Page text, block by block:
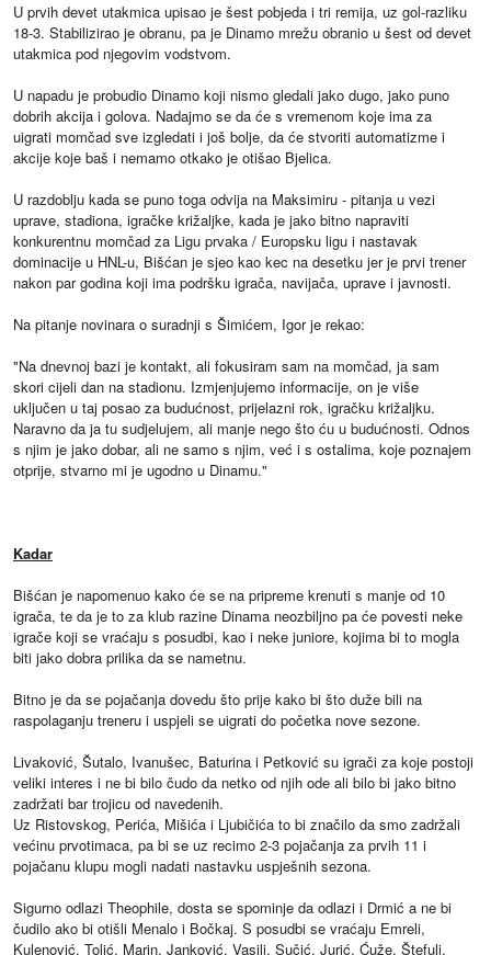
U prvih devet utakmica upisao je šest pobjeda i tri remija, uz gol-razliku
18-3. Stabilizirao je obranu, pa je Dinamo mrežu obranio u šest od devet
utakmica pod njegovim vodstvom.
U napadu je probudio Dinamo koji nismo gledali jako dugo, jako puno
dobrih akcija i golova. Nadajmo se da će s vremenom koje ima za
uigrati momčad sve izgledati i još bolje, da će stvoriti automatizme i
akcije koje baš i nemamo otkako je otišao Bjelica.
U razdoblju kada se puno toga odvija na Maksimiru - pitanja u vezi
uprave, stadiona, igračke križaljke, kada je jako bitno napraviti
konkurentnu momčad za Ligu prvaka / Europsku ligu i nastavak
dominacije u HNL-u, Bišćan je sjeo kao kec na desetku jer je prvi trener
nakon par godina koji ima podršku igrača, navijača, uprave i javnosti.
Na pitanje novinara o suradnji s Šimićem, Igor je rekao:
"Na dnevnoj bazi je kontakt, ali fokusiram sam na momčad, ja sam
skori cijeli dan na stadionu. Izmjenjujemo informacije, on je više
uključen u taj posao za budućnost, prijelazni rok, igračku križaljku.
Naravno da ja tu sudjelujem, ali manje nego što ću u budućnosti. Odnos
s njim je jako dobar, ali ne samo s njim, već i s ostalima, koje poznajem
otprije, stvarno mi je ugodno u Dinamu."
Kadar
Bišćan je napomenuo kako će se na pripreme krenuti s manje od 10
igrača, te da je to za klub razine Dinama neozbiljno pa će povesti neke
igrače koji se vraćaju s posudbi, kao i neke juniore, kojima bi to mogla
biti jako dobra prilika da se nametnu.
Bitno je da se pojačanja dovedu što prije kako bi što duže bili na
raspolaganju treneru i uspjeli se uigrati do početka nove sezone.
Livaković, Šutalo, Ivanušec, Baturina i Petković su igrači za koje postoji
veliki interes i ne bi bilo čudo da netko od njih ode ali bilo bi jako bitno
zadržati bar trojicu od navedenih.
Uz Ristovskog, Perića, Mišića i Ljubičića to bi značilo da smo zadržali
većinu prvotimaca, pa bi se uz recimo 2-3 pojačanja za prvih 11 i
pojačanu klupu mogli nadati nastavku uspješnih sezona.
Sigurno odlazi Theophile, dosta se spominje da odlazi i Drmić a ne bi
čudilo ako bi otišli Menalo i Bočkaj. S posudbi se vraćaju Emreli,
Kulenović, Tolić, Marin, Janković, Vasilj, Sučić, Jurić, Ćuže, Štefulj,